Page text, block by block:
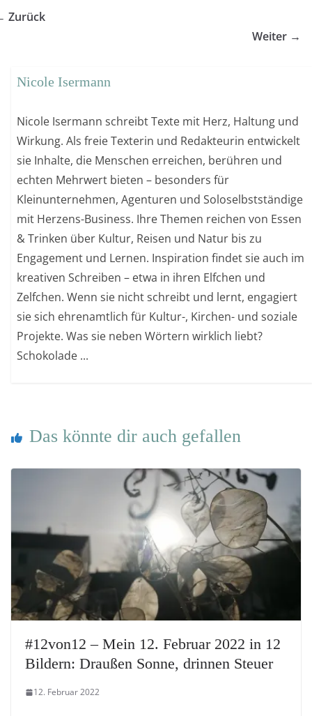
Zurück
Weiter →
Nicole Isermann
Nicole Isermann schreibt Texte mit Herz, Haltung und
Wirkung. Als freie Texterin und Redakteurin entwickelt
sie Inhalte, die Menschen erreichen, berühren und
echten Mehrwert bieten – besonders für
Kleinunternehmen, Agenturen und Soloselbstständige
mit Herzens-Business. Ihre Themen reichen von Essen
& Trinken über Kultur, Reisen und Natur bis zu
Engagement und Lernen. Inspiration findet sie auch im
kreativen Schreiben – etwa in ihren Elfchen und
Zelfchen. Wenn sie nicht schreibt und lernt, engagiert
sie sich ehrenamtlich für Kultur-, Kirchen- und soziale
Projekte. Was sie neben Wörtern wirklich liebt?
Schokolade ...
Das könnte dir auch gefallen
#12von12 – Mein 12. Februar 2022 in 12
Bildern: Draußen Sonne, drinnen Steuer
12. Februar 2022